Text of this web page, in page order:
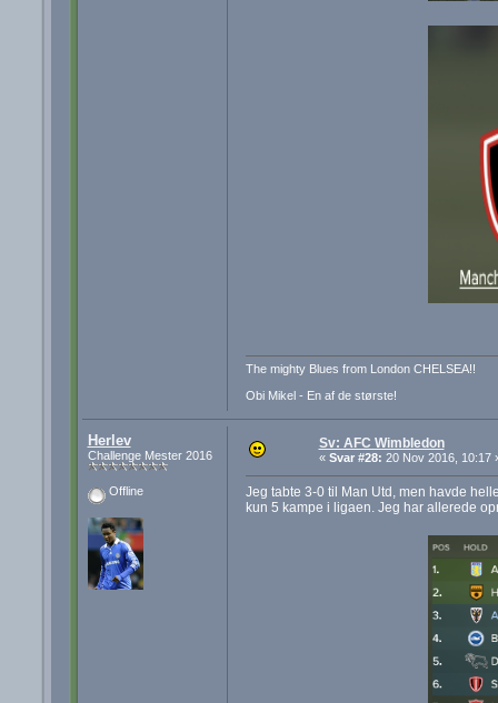
The mighty Blues from London CHELSEA!!
Obi Mikel - En af de største!
Herlev
Challenge Mester 2016
Offline
Sv: AFC Wimbledon
« Svar #28: 20 Nov 2016, 10:17
Jeg tabte 3-0 til Man Utd, men havde
kun 5 kampe i ligaen. Jeg har allerede